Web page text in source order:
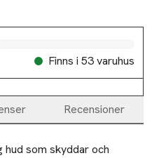
Finns i 53 varuhus
Recensioner
som skyddar och